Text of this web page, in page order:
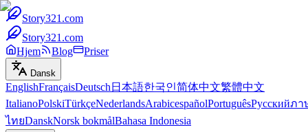
Story321.com
Story321.com
Hjem
Blog Priser
Dansk
EnglishFrançaisDeutsch 日本語한국인简体中文繁體中文
ItalianoPolskiTürkçeNederlandsArabicespañolPortuguêsРусскийภา
ไทยDanskNorsk bokmålBahasa Indonesia